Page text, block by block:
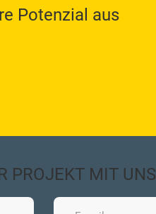
Potenzial aus
PROJEKT MIT UNS